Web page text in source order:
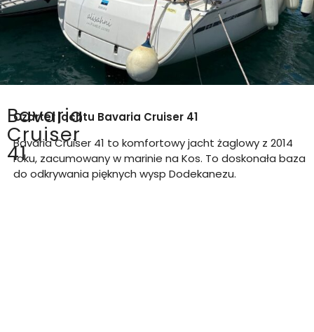
Bavaria
Cruiser
41
Czarter jachtu Bavaria Cruiser 41
Bavaria Cruiser 41 to komfortowy jacht żaglowy z 2014
roku, zacumowany w marinie na Kos. To doskonała baza
do odkrywania pięknych wysp Dodekanezu.